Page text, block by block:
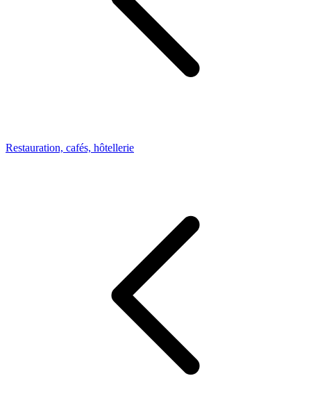
Restauration, cafés, hôtellerie